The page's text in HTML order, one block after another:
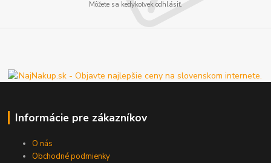
Môžete sa kedykoľvek odhlásiť.
Informácie pre zákazníkov
O nás
Obchodné podmienky